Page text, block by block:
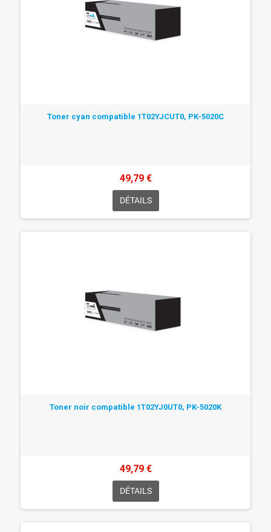
Toner cyan compatible 1T02YJCUT0, PK-5020C
49,79 €
DÉTAILS
Toner noir compatible 1T02YJ0UT0, PK-5020K
49,79 €
DÉTAILS